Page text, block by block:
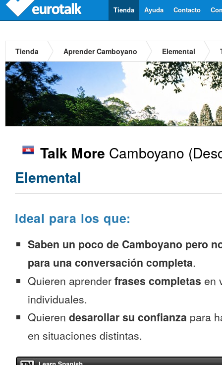
Contacto
Ayuda
Tienda
Tienda Aprender Camboyano Elemental
Talk More Camboyano
Elemental
Ideal para los que:
Saben un poco de Camboyano pero
para una conversación completa.
Quieren aprender frases completas en
individuales.
Quieren desarollar su confianza para
en situaciones distintas.